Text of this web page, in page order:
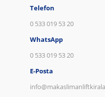
Telefon
0 533 019 53 20
WhatsApp
0 533 019 53 20
E-Posta